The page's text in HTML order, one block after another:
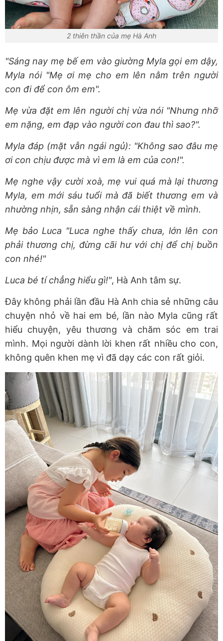
2 thiên thần của mẹ Hà Anh
"Sáng nay mẹ bế em vào giường Myla gọi em dậy,
Myla nói "Mẹ ơi mẹ cho em lên nằm trên người
con đi để con ôm em".
Mẹ vừa đặt em lên người chị vừa nói "Nhưng nhỡ
em nặng, em đạp vào người con đau thì sao?".
Myla đáp (mặt vẫn ngái ngủ): "Không sao đâu mẹ
ơi con chịu được mà vì em là em của con!".
Mẹ nghe vậy cười xoà, mẹ vui quá mà lại thương
Myla, em mới sáu tuổi mà đã biết thương em và
nhường nhịn, sẵn sàng nhận cái thiệt về mình.
Mẹ bảo Luca "Luca nghe thấy chưa, lớn lên con
phải thương chị, đừng cãi hư với chị để chị buồn
con nhé!"
Luca bé tí chẳng hiểu gì!", Hà Anh tâm sự.
Đây không phải lần đầu Hà Anh chia sẻ những câu
chuyện nhỏ về hai em bé, lần nào Myla cũng rất
hiểu chuyện, yêu thương và chăm sóc em trai
mình. Mọi người dành lời khen rất nhiều cho con,
không quên khen mẹ vì đã dạy các con rất giỏi.